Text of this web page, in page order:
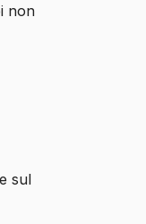
non
sul